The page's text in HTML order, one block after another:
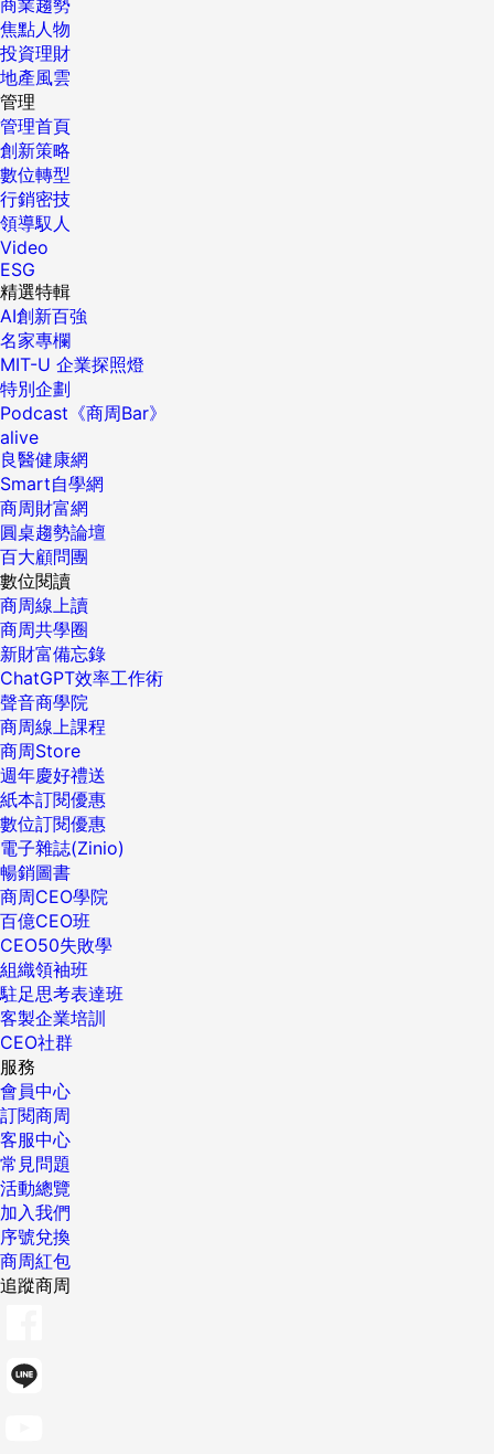
焦點人物
投資理財
地產風雲
管理
管理首頁
創新策略
數位轉型
行銷密技
領導馭人
Video
ESG
精選特輯
AI創新百強
名家專欄
MIT-U 企業探照燈
特別企劃
Podcast《商周Bar》
alive
良醫健康網
Smart自學網
商周財富網
圓桌趨勢論壇
百大顧問團
數位閱讀
商周線上讀
商周共學圈
新財富備忘錄
ChatGPT效率工作術
聲音商學院
商周線上課程
商周Store
週年慶好禮送
紙本訂閱優惠
數位訂閱優惠
電子雜誌(Zinio)
暢銷圖書
商周CEO學院
百億CEO班
CEO50失敗學
組織領袖班
駐足思考表達班
客製企業培訓
CEO社群
服務
會員中心
訂閱商周
客服中心
常見問題
活動總覽
加入我們
序號兌換
商周紅包
追蹤商周